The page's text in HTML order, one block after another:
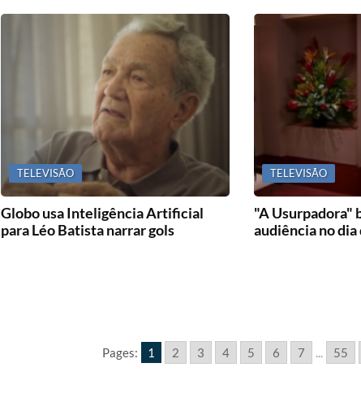
TELEVISÃO
Globo usa Inteligência Artificial
para Léo Batista narrar gols
TELEVISÃO
"A Usurpadora"
audiência no dia
Pages: 1 2 3 4 5 6 7 ... 55